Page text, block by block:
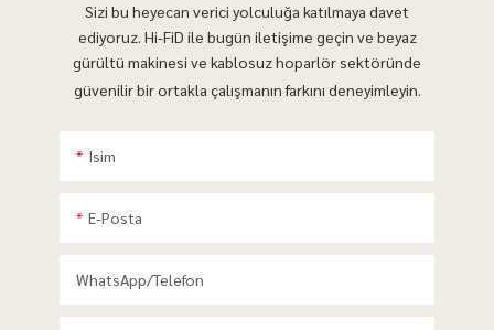
Sizi bu heyecan verici yolculuğa katılmaya davet
ediyoruz. Hi-FiD ile bugün iletişime geçin ve beyaz
gürültü makinesi ve kablosuz hoparlör sektöründe
güvenilir bir ortakla çalışmanın farkını deneyimleyin.
Isim
E-Posta
WhatsApp/telefon